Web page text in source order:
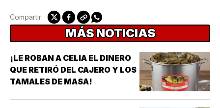
Compartir:
MÁS NOTICIAS
¡LE ROBAN A CELIA EL DINERO
QUE RETIRÓ DEL CAJERO Y LOS
TAMALES DE MASA!